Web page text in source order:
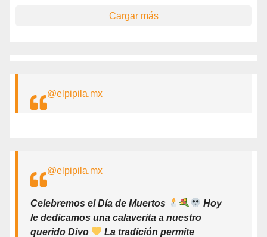
Cargar más
@elpipila.mx
@elpipila.mx
Celebremos el Día de Muertos
Hoy
le dedicamos una calaverita a nuestro
querido Divo
La tradición permite